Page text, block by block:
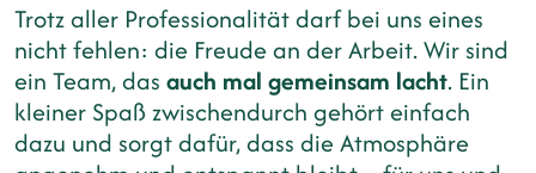
Trotz aller Professionalität darf bei uns eines
nicht fehlen: die Freude an der Arbeit. Wir sind
ein Team, das auch mal gemeinsam lacht. Ein
kleiner Spaß zwischendurch gehört einfach
dazu und sorgt dafür, dass die Atmosphäre